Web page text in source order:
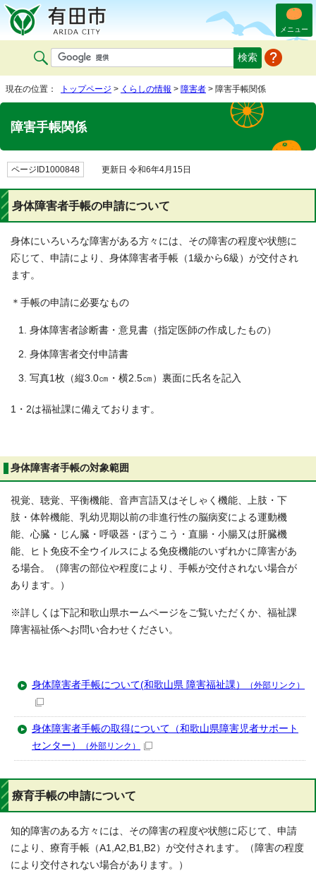
メニュー
現在の位置： トップページ > くらしの情報 > 障害者 > 障害手帳関係
障害手帳関係
ページID1000848 更新日 令和6年4月15日
身体障害者手帳の申請について
身体にいろいろな障害がある方々には、その障害の程度や状態に
応じて、申請により、身体障害者手帳（1級から6級）が交付され
ます。
＊手帳の申請に必要なもの
身体障害者診断書・意見書（指定医師の作成したもの）
身体障害者交付申請書
写真1枚（縦3.0㎝・横2.5㎝）裏面に氏名を記入
1・2は福祉課に備えております。
身体障害者手帳の対象範囲
視覚、聴覚、平衡機能、音声言語又はそしゃく機能、上肢・下
肢・体幹機能、乳幼児期以前の非進行性の脳病変による運動機
能、心臓・じん臓・呼吸器・ぼうこう・直腸・小腸又は肝臓機
能、ヒト免疫不全ウイルスによる免疫機能のいずれかに障害があ
る場合。（障害の部位や程度により、手帳が交付されない場合が
あります。）
※詳しくは下記和歌山県ホームページをご覧いただくか、福祉課
障害福祉係へお問い合わせください。
身体障害者手帳について(和歌山県 障害福祉課） （外部リンク）
身体障害者手帳の取得について（和歌山県障害児者サポート
センター）
（外部リンク）
療育手帳の申請について
知的障害のある方々には、その障害の程度や状態に応じて、申請
により、療育手帳（A1,A2,B1,B2）が交付されます。（障害の程度
により交付されない場合があります。）